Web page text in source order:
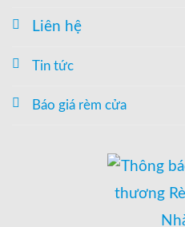
Liên hệ
Tin tức
Báo giá rèm cửa